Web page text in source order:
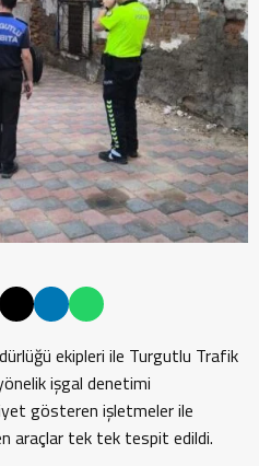
ekipleri ile Turgutlu Trafik
işgal denetimi
gösteren işletmeler ile
araçlar tek tek tespit edildi.